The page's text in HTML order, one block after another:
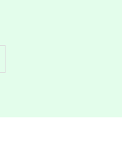
par email